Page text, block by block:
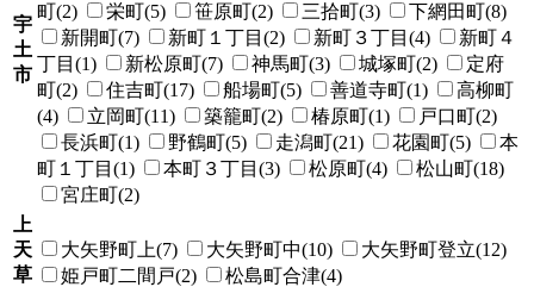
宇
土
市
町(2)
栄町(5) 笹原町(2) 三拾町(3)
下網田町(8)
新開町(7)
新町１丁目(2) 新町３丁目(4)
新町４
丁目(1)
新松原町(7) 神馬町(3) 城塚町(2)
定府
町(2)
住吉町(17) 船場町(5) 善道寺町(1)
高柳町
(4)
立岡町(11) 築籠町(2) 椿原町(1)
戸口町(2)
長浜町(1)
野鶴町(5) 走潟町(21) 花園町(5)
本
町１丁目(1)
本町３丁目(3) 松原町(4)
松山町(18)
宮庄町(2)
上
天
草
大矢野町上(7) 大矢野町中(10)
大矢野町登立(12)
姫戸町二間戸(2)
松島町合津(4)